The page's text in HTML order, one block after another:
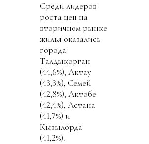
Среди лидеров
роста цен на
вторичном рынке
жилья оказались
города
Талдыкорган
(44,6%), Актау
(43,3%), Семей
(42,8%), Актобе
(42,4%), Астана
(41,7%) и
Кызылорда
(41,2%).